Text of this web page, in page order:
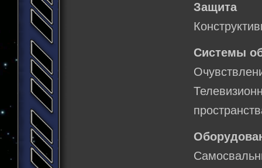
Защита
Системы